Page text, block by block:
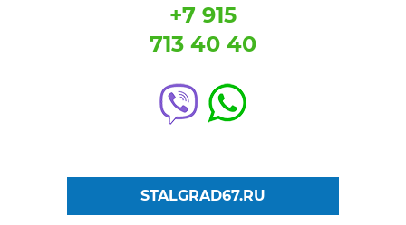
+7 915
713 40 40
STALGRAD67.RU